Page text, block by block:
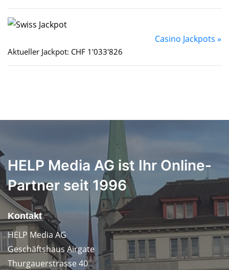
Casino Jackpots »
Aktueller Jackpot: CHF 1'033'826
HELP Media AG ist Ihr Online-
Partner seit 1996
Kontakt
HELP Media AG
Geschäftshaus Airgate
Thurgauerstrasse 40